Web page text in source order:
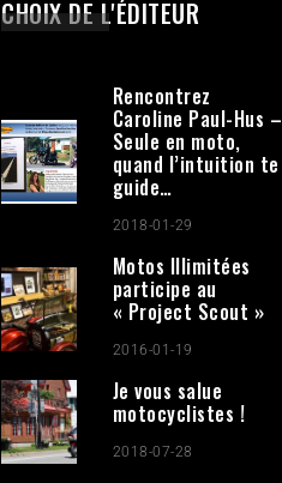
CHOIX DE L'ÉDITEUR
Rencontrez
Caroline Paul-Hus –
Seule en moto,
quand l’intuition te
guide…
2018-01-29
Motos Illimitées
participe au
« Project Scout »
2016-01-19
Je vous salue
motocyclistes !
2018-07-28